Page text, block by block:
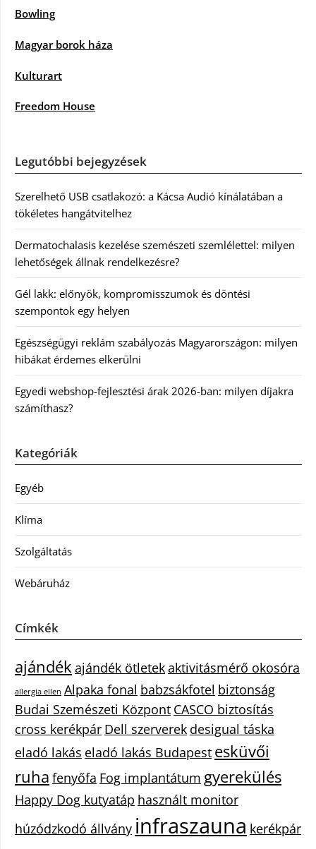
Bowling
Magyar borok háza
Kulturart
Freedom House
Legutóbbi bejegyzések
Szerelhető USB csatlakozó: a Kácsa Audió kínálatában a
tökéletes hangátvitelhez
Dermatochalasis kezelése szemészeti szemlélettel: milyen
lehetőségek állnak rendelkezésre?
Gél lakk: előnyök, kompromisszumok és döntési
szempontok egy helyen
Egészségügyi reklám szabályozás Magyarországon: milyen
hibákat érdemes elkerülni
Egyedi webshop-fejlesztési árak 2026-ban: milyen díjakra
számíthasz?
Kategóriák
Egyéb
Klíma
Szolgáltatás
Webáruház
Címkék
ajándékajándék ötletekaktivitásmérő okosóra
allergia ellen Alpaka fonal babzsákfotel biztonság
Budai Szemészeti Központ CASCO biztosítás
cross kerékpár Dell szerverek desigual táska
eladó lakás eladó lakás Budapest esküvői
ruha fenyőfa Fog implantátum gyerekülés
Happy Dog kutyatáp használt monitor
húzódzkodó állvány infraszauna kerékpár